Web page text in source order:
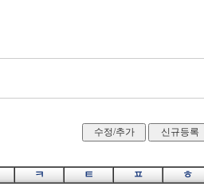
ㅋ ㅌ ㅍ ㅎ